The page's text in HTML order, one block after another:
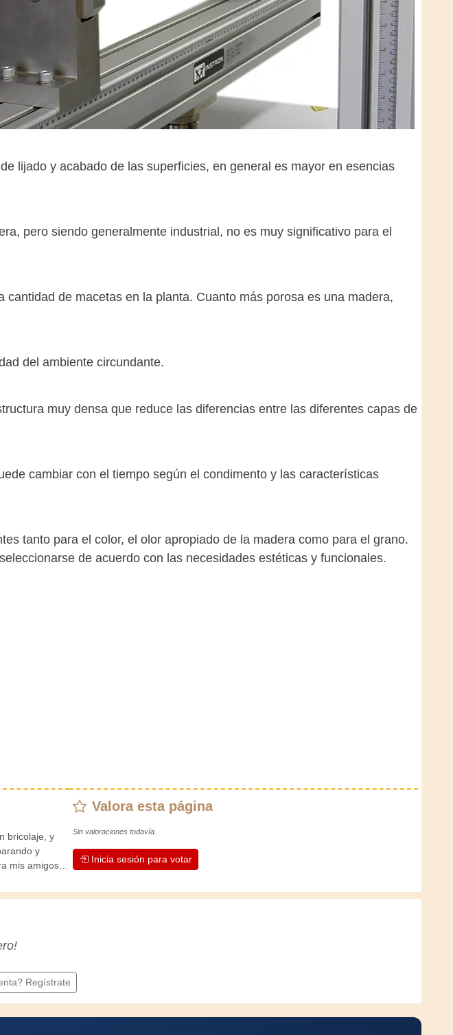
lijado y acabado de las superficies, en general es mayor en esencias
pero siendo generalmente industrial, no es muy significativo para el
cantidad de macetas en la planta. Cuanto más porosa es una madera,
del ambiente circundante.
muy densa que reduce las diferencias entre las diferentes capas de
cambiar con el tiempo según el condimento y las características
tanto para el color, el olor apropiado de la madera como para el grano.
de acuerdo con las necesidades estéticas y funcionales.
bricolaje, y
y
mis amigos.
desde
adquirido una
hace
Valora esta página
Sin valoraciones todavía.
Inicia sesión para votar
Regístrate